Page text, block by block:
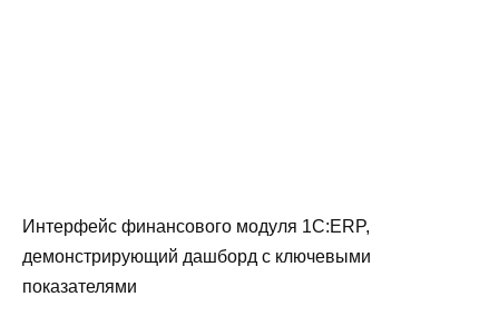
Интерфейс финансового модуля 1С:ERP,
демонстрирующий дашборд с ключевыми
показателями